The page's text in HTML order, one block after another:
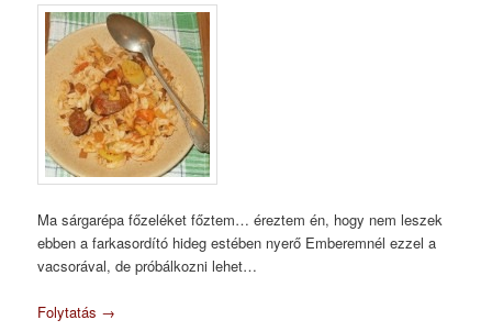
Ma sárgarépa főzeléket főztem… éreztem én, hogy nem leszek
ebben a farkasordító hideg estében nyerő Emberemnél ezzel a
vacsorával, de próbálkozni lehet…
Folytatás →